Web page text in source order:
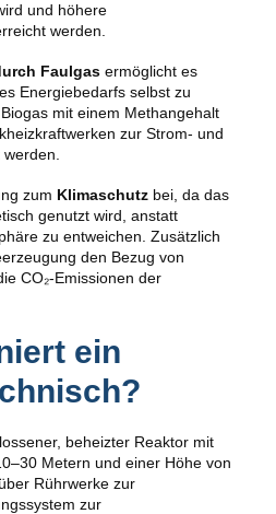
und höhere
werden.
Faulgas ermöglicht es
Energiebedarfs selbst zu
mit einem Methangehalt
zur Strom- und
zum Klimaschutz bei, da das
genutzt wird, anstatt
zu entweichen. Zusätzlich
den Bezug von
CO₂-Emissionen der
ein
beheizter Reaktor mit
Metern und einer Höhe von
Rührwerke zur
zur